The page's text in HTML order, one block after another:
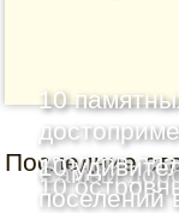
Последние
10
уголков
Самый
10
10
поселений